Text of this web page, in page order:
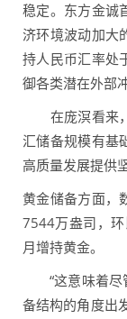
稳定。东方金诚
济环境波动加大
持人民币汇率处
御各类潜在外部
在庞溟看来，
汇储备规模有基
高质量发展提供
黄金储备方面，
7544万盎司，
月增持黄金。
“这意味着尽
备结构的角度出